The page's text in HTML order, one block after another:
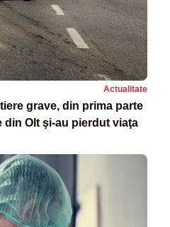
Actualitate
grave, din prima parte
din Olt şi-au pierdut viaţa